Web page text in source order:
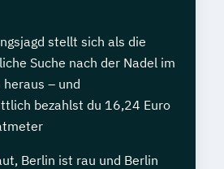
stellt sich als die
Suche nach der Nadel im
heraus – und
bezahlst du 16,24 Euro
Berlin ist rau und Berlin